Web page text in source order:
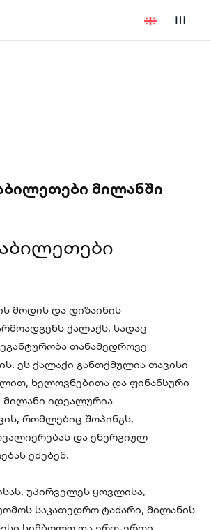
მილანში
მოდის და დიზაინის
ქალაქს, სადაც
თანამედროვე
ეს ქალაქი განთქმულია თავისი
ხელოვნებითა და ფინანსური
იდეალურია
რომლებიც შოპინგს,
და ენერგიულ
ეძებენ.
უპირველეს ყოვლისა,
საკათედრო ტაძარი, მილანის